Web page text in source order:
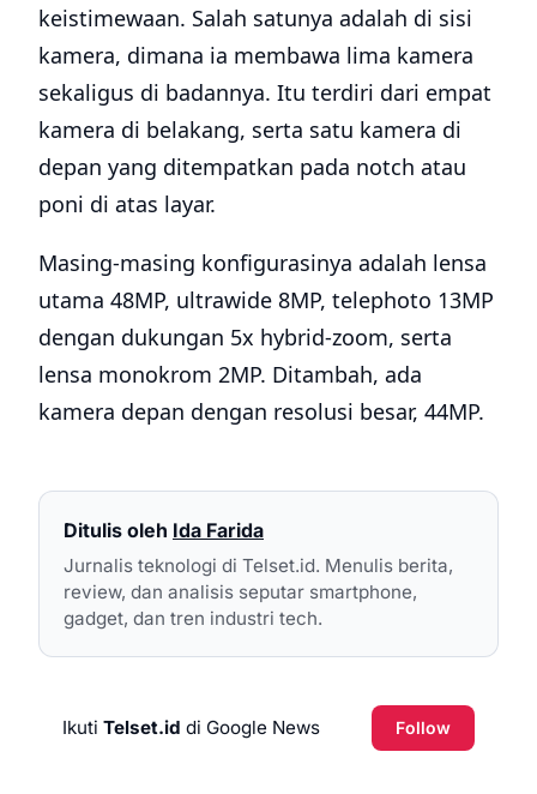
keistimewaan. Salah satunya adalah di sisi
kamera, dimana ia membawa lima kamera
sekaligus di badannya. Itu terdiri dari empat
kamera di belakang, serta satu kamera di
depan yang ditempatkan pada notch atau
poni di atas layar.
Masing-masing konfigurasinya adalah lensa
utama 48MP, ultrawide 8MP, telephoto 13MP
dengan dukungan 5x hybrid-zoom, serta
lensa monokrom 2MP. Ditambah, ada
kamera depan dengan resolusi besar, 44MP.
Ditulis oleh Ida Farida
Jurnalis teknologi di Telset.id. Menulis berita,
review, dan analisis seputar smartphone,
gadget, dan tren industri tech.
Ikuti Telset.id di Google News Follow